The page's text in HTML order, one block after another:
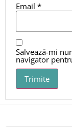
Email *
Salvează-mi
navigator